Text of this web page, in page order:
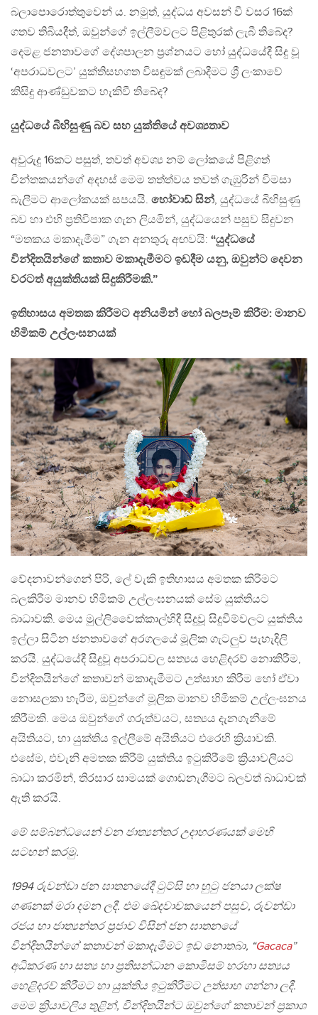
බලාපොරොත්තුවෙන් ය. නමුත්, යුද්ධය අවසන් වී වසර 16ක්
ගතව තිබියදීත්, ඔවුන්ගේ ඉල්ලීම්වලට පිළිතුරක් ලැබී තිබේද?
දෙමළ ජනතාවගේ දේශපාලන ප්‍රශ්නයට හෝ යුද්ධයේදී සිදු වූ
‘අපරාධවලට’ යුක්තිසහගත විසඳුමක් ලබාදීමට ශ්‍රී ලංකාවේ
කිසිදු ආණ්ඩුවකට හැකිවී තිබේද?
යුද්ධයේ බිහිසුණු බව සහ යුක්තියේ අවශ්‍යතාව
අවුරුදු 16කට පසුත්, තවත් අවශ්‍ය නම් ලෝකයේ පිළිගත්
චින්තකයන්ගේ අදහස් මෙම තත්ත්වය තවත් ගැඹුරින් විමසා
බැලීමට ආලෝකයක් සපයයි. හෝවාඩ් සින්, යුද්ධයේ බිහිසුණු
බව හා එහි ප්‍රතිවිපාක ගැන ලියමින්, යුද්ධයෙන් පසුව සිදුවන
“මතකය මකාදැමීම” ගැන අනතුරු අඟවයි: “යුද්ධයේ
වින්දිතයින්ගේ කතාව මකාදැමීමට ඉඩදීම යනු, ඔවුන්ට දෙවන
වරටත් අයුක්තියක් සිදුකිරීමකි.”
ඉතිහාසය අමතක කිරීමට අනියමින් හෝ බලපෑම් කිරීම: මානව
හිමිකම් උල්ලංඝනයක්
වේදනාවන්ගෙන් පිරි, ලේ වැකි ඉතිහාසය අමතක කිරීමට
බලකිරීම මානව හිමිකම් උල්ලංඝනයක් සේම යුක්තියට
බාධාවකි. මෙය මුල්ලිවෛක්කාල්හිදී සිදුවූ සිදුවීම්වලට යුක්තිය
ඉල්ලා සිටින ජනතාවගේ අරගලයේ මූලික ගැටලුව පැහැදිලි
කරයි. යුද්ධයේදී සිදුවූ අපරාධවල සත්‍යය හෙළිදරව් නොකිරීම,
වින්දිතයින්ගේ කතාවන් මකාදැමීමට උත්සාහ කිරීම හෝ ඒවා
නොසලකා හැරීම, ඔවුන්ගේ මූලික මානව හිමිකම් උල්ලංඝනය
කිරීමකි. මෙය ඔවුන්ගේ ගරුත්වයට, සත්‍යය දැනගැනීමේ
අයිතියට, හා යුක්තිය ඉල්ලීමේ අයිතියට එරෙහි ක්‍රියාවකි.
එසේම, එවැනි අමතක කිරීම් යුක්තිය ඉටුකිරීමේ ක්‍රියාවලියට
බාධා කරමින්, තිරසාර සාමයක් ගොඩනැගීමට බලවත් බාධාවක්
ඇති කරයි.
මේ සම්බන්ධයෙන් වන ජාත්‍යන්තර උදාහරණයක් මෙහි
සටහන් කරමු.
1994 රුවන්ඩා ජන ඝාතනයේදී ටුට්සි හා හුටු ජනයා ලක්ෂ
ගණනක් මරා දමන ලදී. එම ඛේදවාචකයෙන් පසුව, රුවන්ඩා
රජය හා ජාත්‍යන්තර ප්‍රජාව විසින් ජන ඝාතනයේ
වින්දිතයින්ගේ කතාවන් මකාදැමීමට ඉඩ නොතබා, “Gacaca”
අධිකරණ හා සත්‍ය හා ප්‍රතිසන්ධාන කොමිසම් හරහා සත්‍යය
හෙළිදරව් කිරීමට හා යුක්තිය ඉටුකිරීමට උත්සාහ ගන්නා ලදී.
මෙම ක්‍රියාවලිය තුළින්, වින්දිතයින්ට ඔවුන්ගේ කතාවන් ප්‍රකාශ